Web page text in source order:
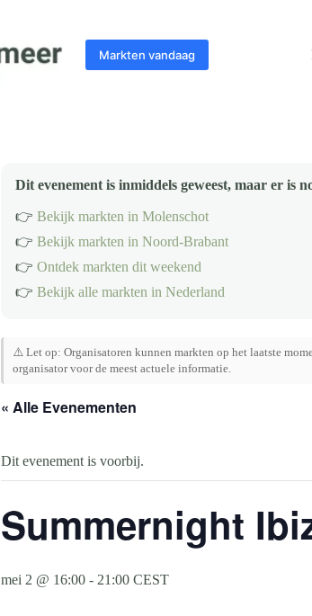
Markten vandaag
Dit evenement is inmiddels geweest, maar er is
👉 Bekijk markten in Molenschot
👉 Bekijk markten in Noord-Brabant
👉 Ontdek markten dit weekend
👉 Bekijk alle markten in Nederland
⚠️ Let op: Organisatoren kunnen markten op het laatste
organisator voor de meest actuele informatie.
« Alle Evenementen
Dit evenement is voorbij.
Summernight
mei 2 @ 16:00 - 21:00 CEST